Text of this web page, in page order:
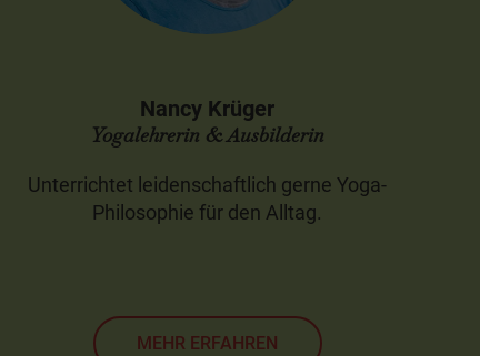
Nancy Krüger
Yogalehrerin & Ausbilderin
Unterrichtet leidenschaftlich gerne Yoga-
Philosophie für den Alltag.
MEHR ERFAHREN